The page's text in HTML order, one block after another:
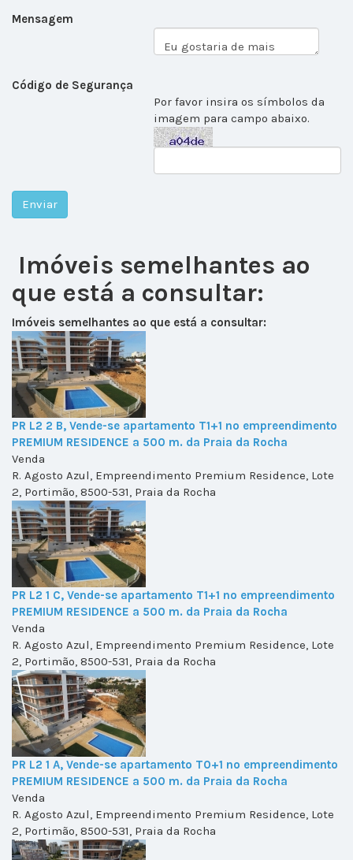
Mensagem
Código de Segurança
Por favor insira os símbolos da
imagem para campo abaixo.
Imóveis semelhantes ao
que está a consultar:
Imóveis semelhantes ao que está a consultar:
PR L2 2 B, Vende-se apartamento T1+1 no empreendimento
PREMIUM RESIDENCE a 500 m. da Praia da Rocha
Venda
R. Agosto Azul, Empreendimento Premium Residence, Lote
2, Portimão, 8500-531, Praia da Rocha
PR L2 1 C, Vende-se apartamento T1+1 no empreendimento
PREMIUM RESIDENCE a 500 m. da Praia da Rocha
Venda
R. Agosto Azul, Empreendimento Premium Residence, Lote
2, Portimão, 8500-531, Praia da Rocha
PR L2 1 A, Vende-se apartamento T0+1 no empreendimento
PREMIUM RESIDENCE a 500 m. da Praia da Rocha
Venda
R. Agosto Azul, Empreendimento Premium Residence, Lote
2, Portimão, 8500-531, Praia da Rocha